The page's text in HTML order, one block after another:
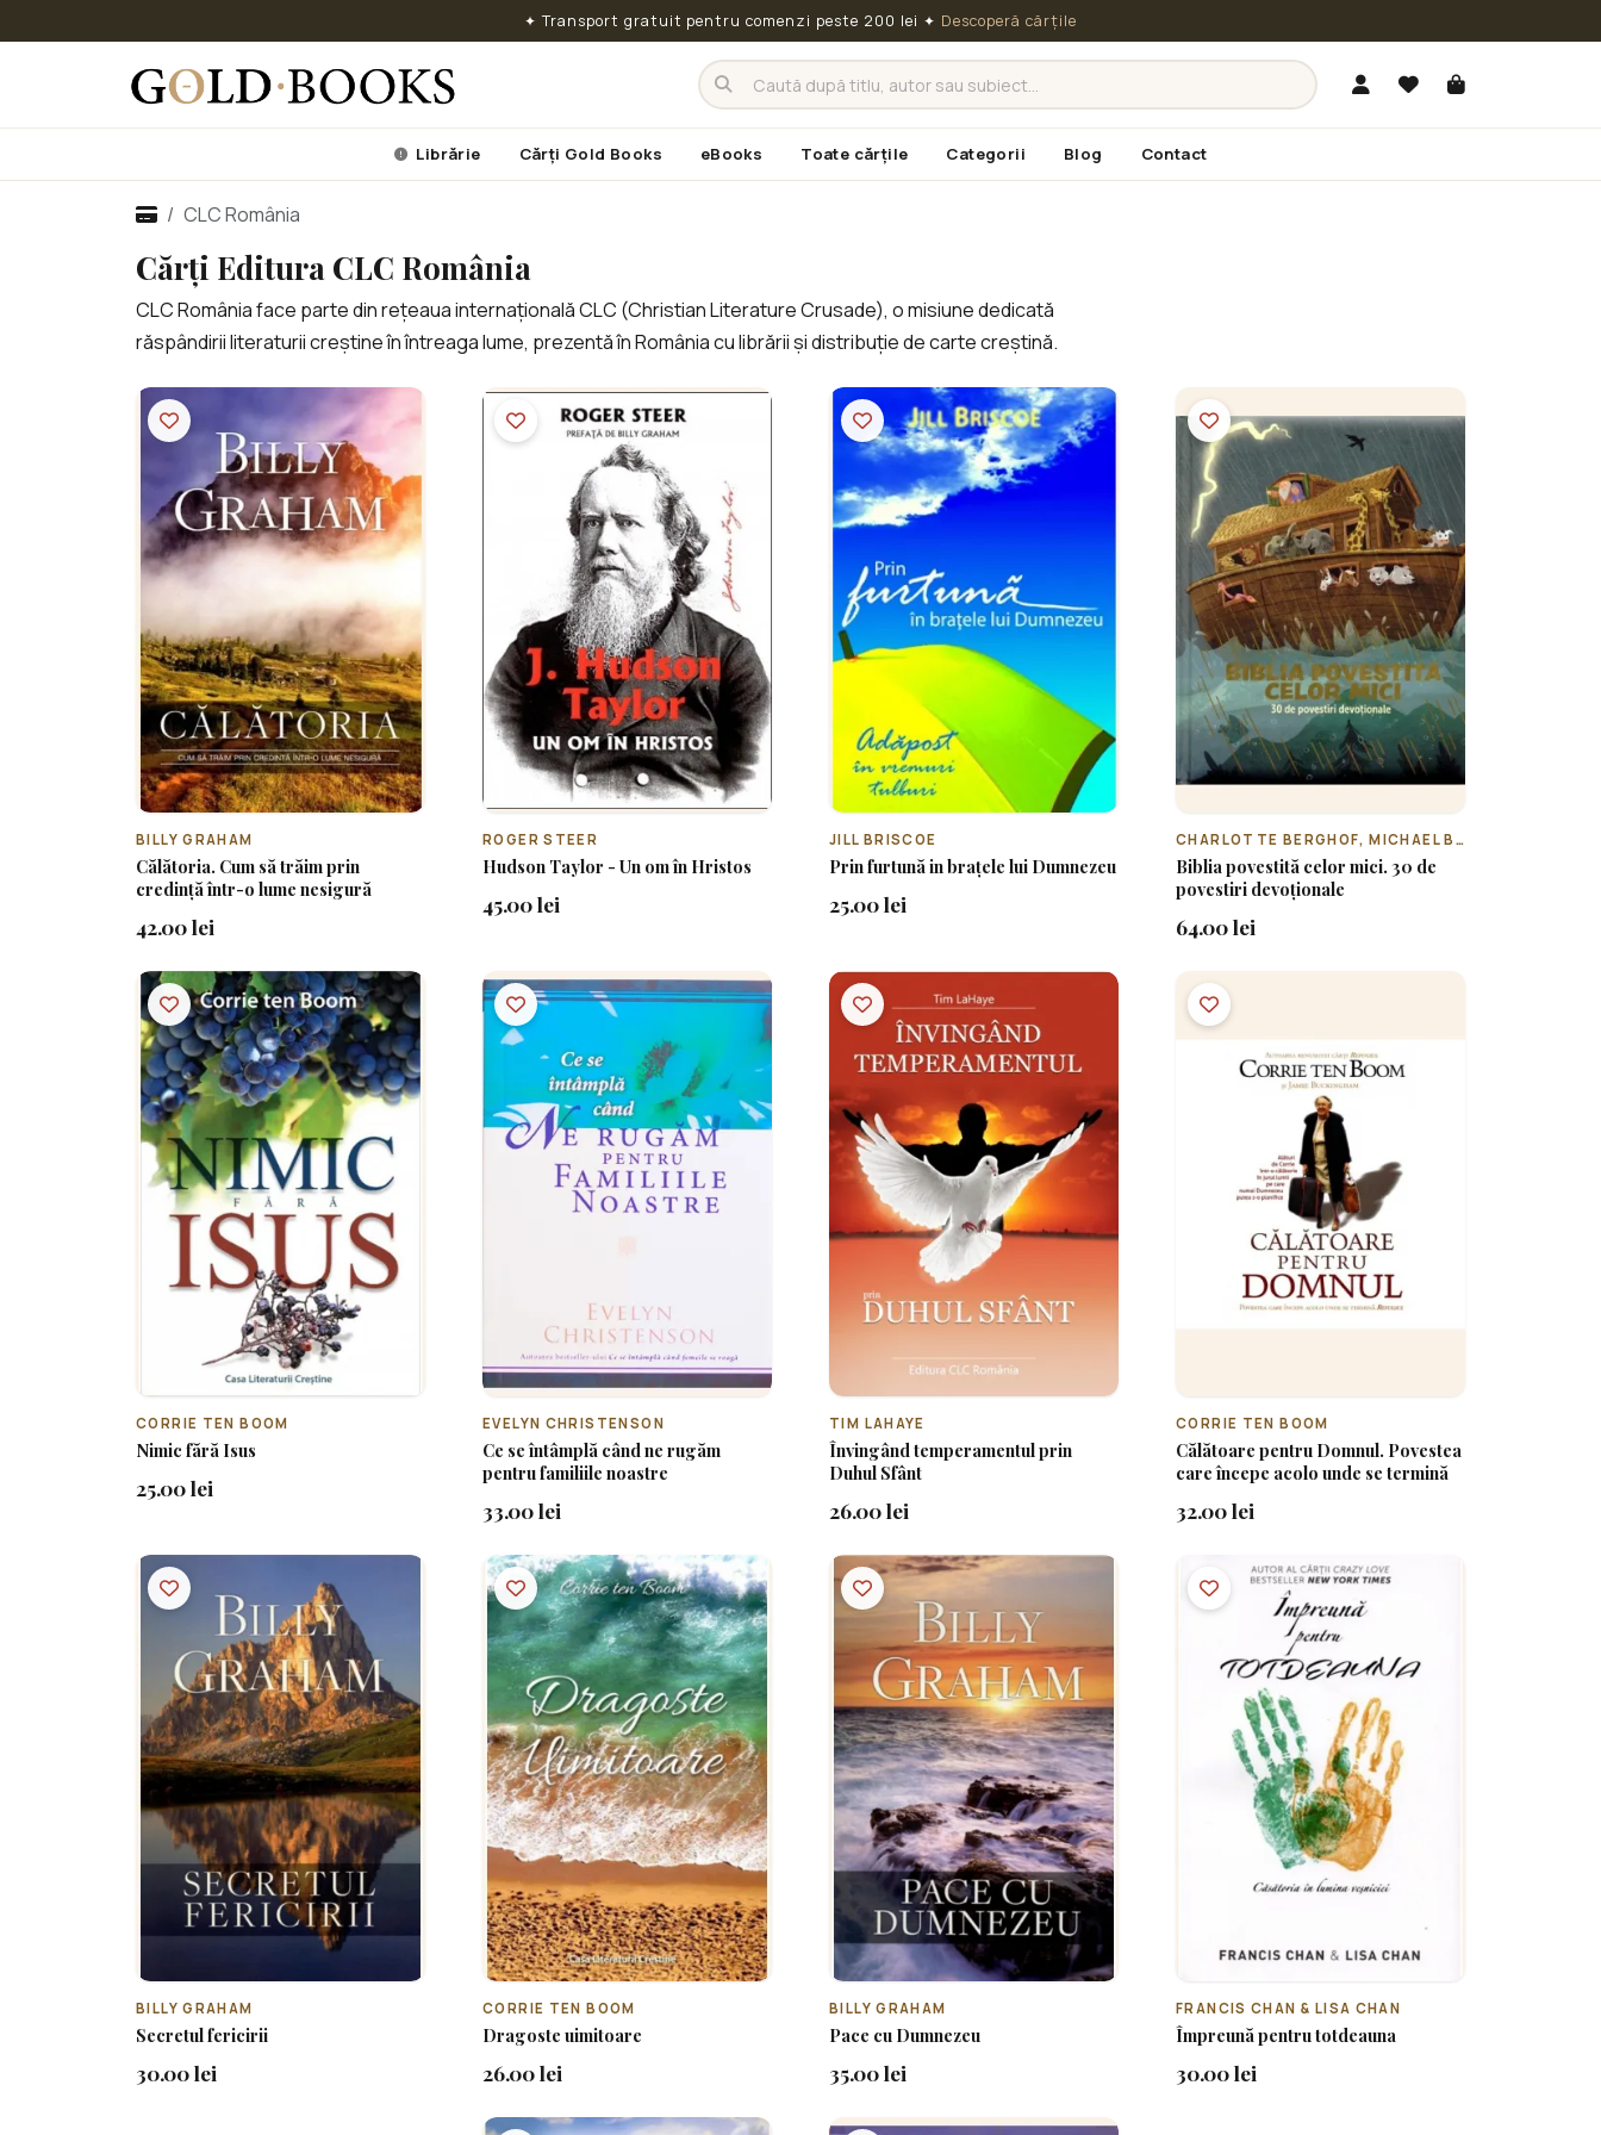
✦ Transport gratuit pentru comenzi peste 200 lei ✦ Descoperă cărțile
Librărie Cărți Gold Books eBooks Toate cărțile Categorii Blog Contact
CLC România
Cărți Editura CLC România
CLC România face parte din rețeaua internațională CLC (Christian Literature Crusade), o misiune dedicată
răspândirii literaturii creștine în întreaga lume, prezentă în România cu librării și distribuție de carte creștină.
BILLY GRAHAM
Călătoria. Cum să trăim prin
credință într-o lume nesigură
42.00 lei
ROGER STEER
Hudson Taylor - Un om în Hristos
45.00 lei
JILL BRISCOE
Prin furtună in brațele lui Dumnezeu
25.00 lei
CHARLOTTE BERGHOF, MICHAEL BERGHOF, JOHN JOSEPH
Biblia povestită celor mici. 30 de
povestiri devoționale
64.00 lei
CORRIE TEN BOOM
Nimic fără Isus
25.00 lei
EVELYN CHRISTENSON
Ce se întâmplă când ne rugăm
pentru familiile noastre
33.00 lei
TIM LAHAYE
Învingând temperamentul prin
Duhul Sfânt
26.00 lei
CORRIE TEN BOOM
Călătoare pentru Domnul. Povestea
care începe acolo unde se termină
32.00 lei
BILLY GRAHAM
Secretul fericirii
30.00 lei
CORRIE TEN BOOM
Dragoste uimitoare
26.00 lei
BILLY GRAHAM
Pace cu Dumnezeu
35.00 lei
FRANCIS CHAN & LISA CHAN
Împreună pentru totdeauna
30.00 lei